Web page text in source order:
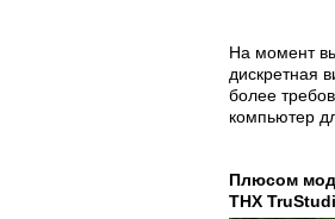
На момент
дискретная
более
компьютер
Плюсом
THX